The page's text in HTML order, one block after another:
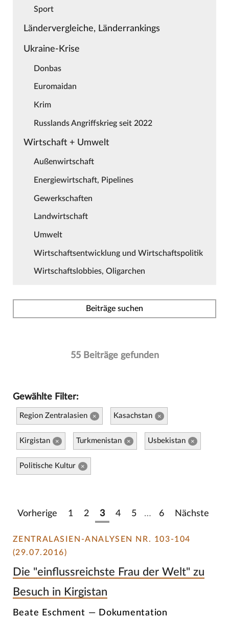
Sport
Ländervergleiche, Länderrankings
Ukraine-Krise
Donbas
Euromaidan
Krim
Russlands Angriffskrieg seit 2022
Wirtschaft + Umwelt
Außenwirtschaft
Energiewirtschaft, Pipelines
Gewerkschaften
Landwirtschaft
Umwelt
Wirtschaftsentwicklung und Wirtschaftspolitik
Wirtschaftslobbies, Oligarchen
Beiträge suchen
55 Beiträge gefunden
Gewählte Filter:
Region Zentralasien × Kasachstan ×
Kirgistan × Turkmenistan × Usbekistan ×
Politische Kultur ×
Vorherige 1 2 3 4 5 … 6 Nächste
ZENTRALASIEN-ANALYSEN NR. 103-104
(29.07.2016)
Die "einflussreichste Frau der Welt" zu
Besuch in Kirgistan
Beate Eschment — Dokumentation